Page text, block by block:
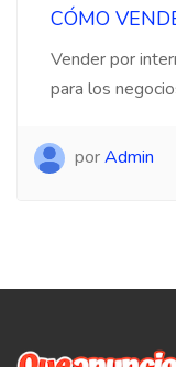
CÓMO
Vender por
para los
porAdmin